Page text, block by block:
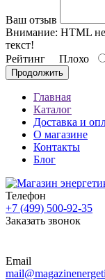
Ваш отзыв
Внимание: HTML
текст!
Рейтинг Плохо
Продолжить
Главная
Каталог
Доставка и
О магазине
Контакты
Блог
Телефон
+7 (499) 500-92-35
Заказать звонок
Email